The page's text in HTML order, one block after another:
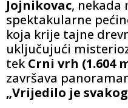
Jojnikovac, nekada
spektakularne
koja krije tajne
uključujući
tek Crni vrh (1.604
završava
„Vrijedilo je